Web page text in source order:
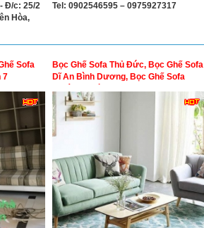
Đ/c: 25/2
Hòa,
Tel: 0902546595 – 0975927317
Sofa
7
Bọc Ghế Sofa Thủ Đức, Bọc Ghế Sofa
Dĩ An Bình Dương, Bọc Ghế Sofa